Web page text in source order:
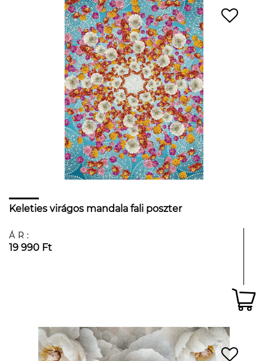
Keleties virágos mandala fali poszter
ÁR:
19 990 Ft